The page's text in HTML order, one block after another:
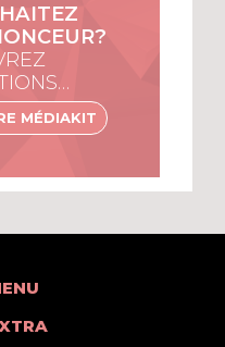
MÉDIAKIT